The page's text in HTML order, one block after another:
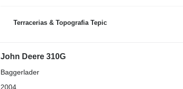
Terracerias & Topografia Tepic
John Deere 310G
Baggerlader
2004